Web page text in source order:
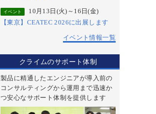
イベント
10月13日(火)～16日(金)
【東京】CEATEC 2026に出展します
イベント情報一覧
クライムのサポート体制
製品に精通したエンジニアが導入前の
コンサルティングから運用まで迅速か
つ安心なサポート体制を提供します